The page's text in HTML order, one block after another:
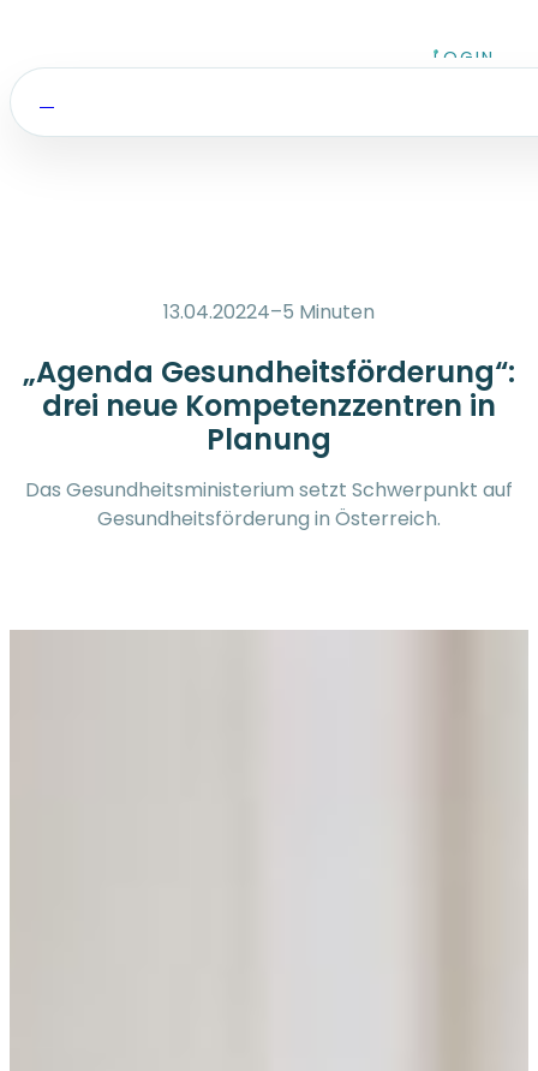
LOGIN
13.04.20224–5 Minuten
„Agenda Gesundheits­förderung­“:
drei neue Kompetenz­zentren­ in
Planung
Das Gesundheitsministerium setzt Schwerpunkt auf
Gesundheitsförderung in Österreich.